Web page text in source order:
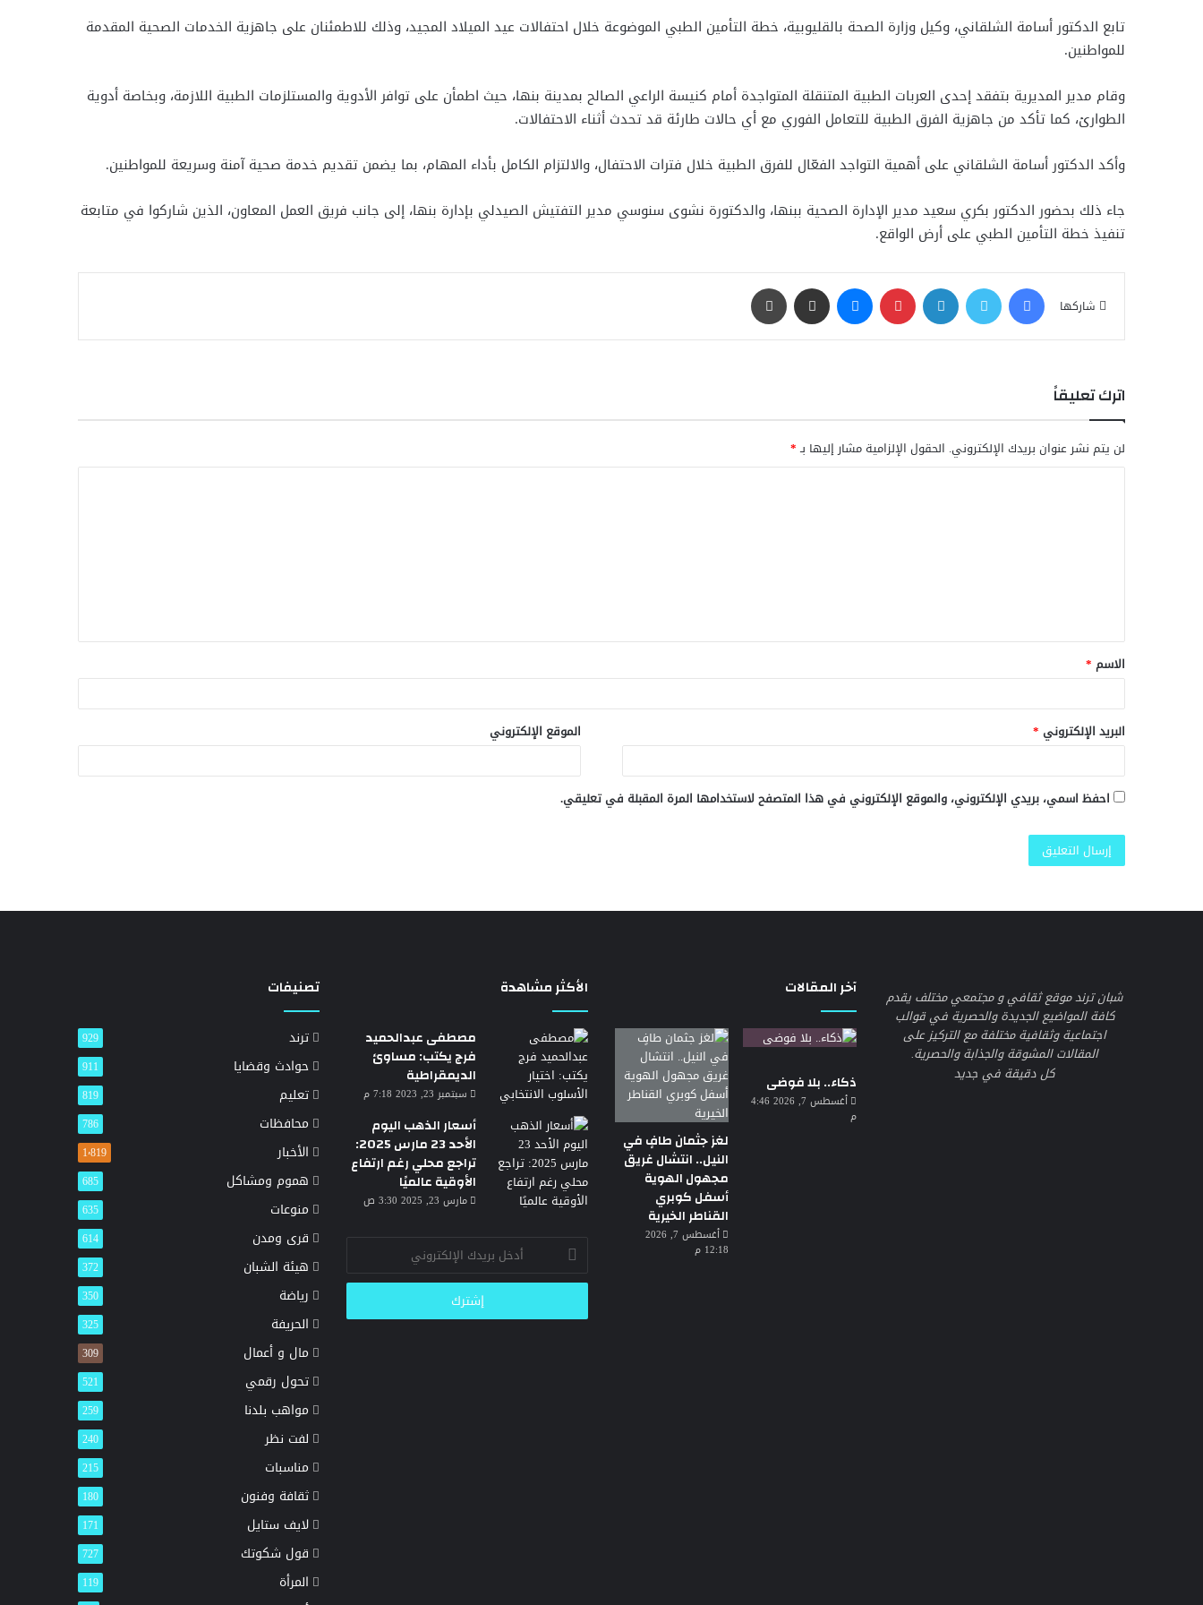
تابع الدكتور أسامة الشلقاني، وكيل وزارة الصحة بالقليوبية، خطة التأمين الطبي الموضوعة خلال احتفالات عيد الميلاد المجيد، وذلك للاطمئنان على جاهزية الخدمات الصحية المقدمة
للمواطنين.
وقام مدير المديرية بتفقد إحدى العربات الطبية المتنقلة المتواجدة أمام كنيسة الراعي الصالح بمدينة بنها، حيث اطمأن على توافر الأدوية والمستلزمات الطبية اللازمة، وبخاصة أدوية
الطوارئ، كما تأكد من جاهزية الفرق الطبية للتعامل الفوري مع أي حالات طارئة قد تحدث أثناء الاحتفالات.
وأكد الدكتور أسامة الشلقاني على أهمية التواجد الفعّال للفرق الطبية خلال فترات الاحتفال، والالتزام الكامل بأداء المهام، بما يضمن تقديم خدمة صحية آمنة وسريعة للمواطنين.
جاء ذلك بحضور الدكتور بكري سعيد مدير الإدارة الصحية ببنها، والدكتورة نشوى سنوسي مدير التفتيش الصيدلي بإدارة بنها، إلى جانب فريق العمل المعاون، الذين شاركوا في متابعة
تنفيذ خطة التأمين الطبي على أرض الواقع.
شاركها
اترك تعليقاً
لن يتم نشر عنوان بريدك الإلكتروني. الحقول الإلزامية مشار إليها بـ*
ق
*
الاسم *
البريد الإلكتروني * الموقع الإلكتروني
احفظ اسمي، بريدي الإلكتروني، والموقع الإلكتروني في هذا المتصفح لاستخدامها المرة المقبلة في تعليقي.
شبان ترند موقع ثقافي و مجتمعي مختلف يقدم
كافة المواضيع الجديدة والحصرية في قوالب
اجتماعية وثقافية مختلفة مع التركيز على
المقالات المشوقة والجذابة والحصرية.
كل دقيقة في جديد
آخر المقالات
ذكاء.. بلا فوضى
أغسطس 7, 2026 4:46
م
لغز جثمان طافٍ في
النيل.. انتشال غريق
مجهول الهوية
أسفل كوبري
القناطر الخيرية
أغسطس 7, 2026
12:18 م
الأكثر مشاهدة
مصطفى عبدالحميد
فرج يكتب: مساوئ
الديمقراطية
سبتمبر 23, 2023 7:18 م
أسعار الذهب اليوم
الأحد 23 مارس 2025:
تراجع محلي رغم ارتفاع
الأوقية عالميًا
مارس 23, 2025 3:30 ص
أدخل
بريدك
الإلكتروني
تصنيفات
ترند 929
حوادث وقضايا 911
تعليم 819
محافظات 786
الأخبار 1٬819
هموم ومشاكل 685
منوعات 635
قرى ومدن 614
هيئة الشبان 372
رياضة 350
الحريفة 325
مال و أعمال 309
تحول رقمي 521
مواهب بلدنا 259
لفت نظر 240
مناسبات 215
ثقافة وفنون 180
لايف ستايل 171
قول شكوتك 727
المرأة 119